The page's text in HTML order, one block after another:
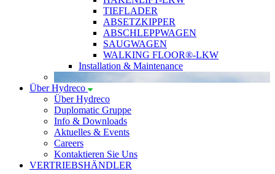
TIEFLADER
ABSETZKIPPER
ABSCHLEPPWAGEN
SAUGWAGEN
WALKING FLOOR®-LKW
Installation & Maintenance
Über Hydreco
Über Hydreco
Duplomatic Gruppe
Info & Downloads
Aktuelles & Events
Careers
Kontaktieren Sie Uns
VERTRIEBSHÄNDLER